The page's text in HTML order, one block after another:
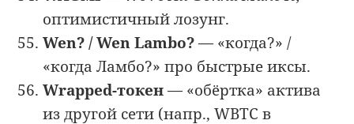
оптимистичный лозунг.
Wen? / Wen Lambo?— «когда?» /
«когда Ламбо?» про быстрые иксы.
Wrapped-токен— «обёртка» актива
из другой сети (напр., WBTC в